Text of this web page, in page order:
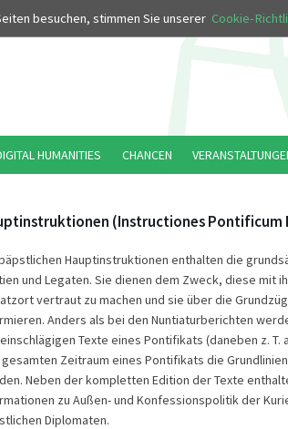
besuchen, stimmen Sie unserer Cookie-
(Instructiones Pontificum
Hauptinstruktionen enthalten die
und Legaten. Sie dienen dem Zweck, diese mit
vertraut zu machen und sie über die
Anders als bei den Nuntiaturberichten
Texte eines Pontifikats (daneben z.
Zeitraum eines Pontifikats die
Neben der kompletten Edition der Texte
zu Außen- und Konfessionspolitik der
Diplomaten.
HUMANITIES CHANCEN